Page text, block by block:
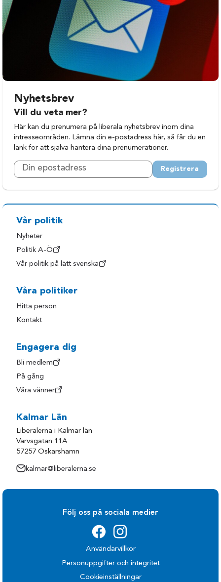
Nyhetsbrev
Vill du veta mer?
Här kan du prenumera på liberala nyhetsbrev inom dina
intresseområden. Lämna din e-postadress här, så får du en
länk för att själva hantera dina prenumerationer.
Registrera
Vår politik
Nyheter
Politik A-Ö
Vår politik på lätt svenska
Våra politiker
Hitta person
Kontakt
Engagera dig
Bli medlem
På gång
Våra vänner
Kalmar Län
Liberalerna i Kalmar län
Varvsgatan 11A
57257 Oskarshamn
kalmar@liberalerna.se
Följ oss på sociala medier
Användarvillkor
Personuppgifter och integritet
Cookieinställningar